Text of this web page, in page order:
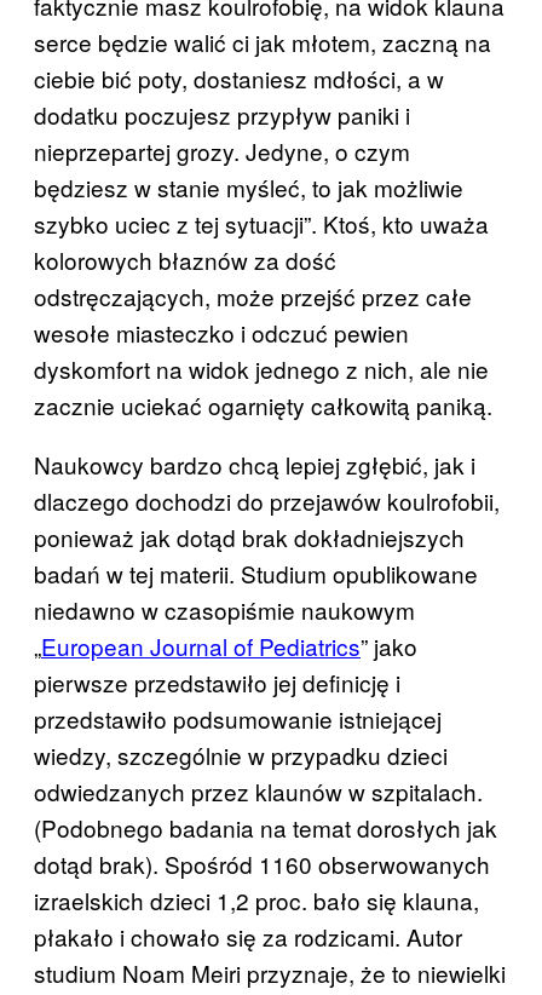
serce będzie walić ci jak młotem, zaczną na
ciebie bić poty, dostaniesz mdłości, a w
dodatku poczujesz przypływ paniki i
nieprzepartej grozy. Jedyne, o czym
będziesz w stanie myśleć, to jak możliwie
szybko uciec z tej sytuacji”. Ktoś, kto uważa
kolorowych błaznów za dość
odstręczających, może przejść przez całe
wesołe miasteczko i odczuć pewien
dyskomfort na widok jednego z nich, ale nie
zacznie uciekać ogarnięty całkowitą paniką.
Naukowcy bardzo chcą lepiej zgłębić, jak i
dlaczego dochodzi do przejawów koulrofobii,
ponieważ jak dotąd brak dokładniejszych
badań w tej materii. Studium opublikowane
niedawno w czasopiśmie naukowym
„European Journal of Pediatrics” jako
pierwsze przedstawiło jej definicję i
przedstawiło podsumowanie istniejącej
wiedzy, szczególnie w przypadku dzieci
odwiedzanych przez klaunów w szpitalach.
(Podobnego badania na temat dorosłych jak
dotąd brak). Spośród 1160 obserwowanych
izraelskich dzieci 1,2 proc. bało się klauna,
płakało i chowało się za rodzicami. Autor
studium Noam Meiri przyznaje, że to niewielki